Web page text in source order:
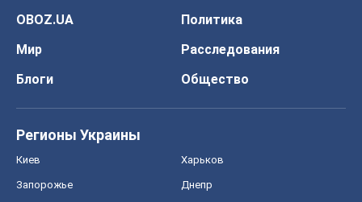
OBOZ.UA
Политика
Мир
Расследования
Блоги
Общество
Регионы Украины
Киев Харьков
Запорожье Днепр